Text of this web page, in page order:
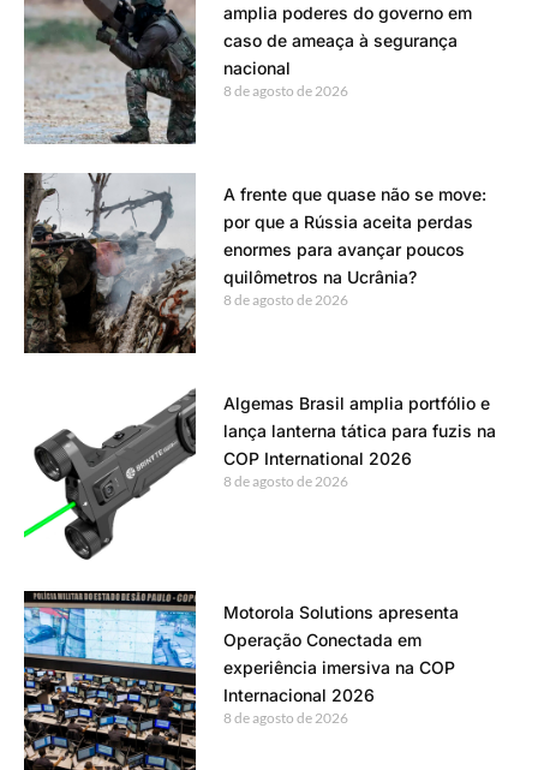
amplia poderes do governo em
caso de ameaça à segurança
nacional
8 de agosto de 2026
A frente que quase não se move:
por que a Rússia aceita perdas
enormes para avançar poucos
quilômetros na Ucrânia?
8 de agosto de 2026
Algemas Brasil amplia portfólio e
lança lanterna tática para fuzis na
COP International 2026
8 de agosto de 2026
Motorola Solutions apresenta
Operação Conectada em
experiência imersiva na COP
Internacional 2026
8 de agosto de 2026